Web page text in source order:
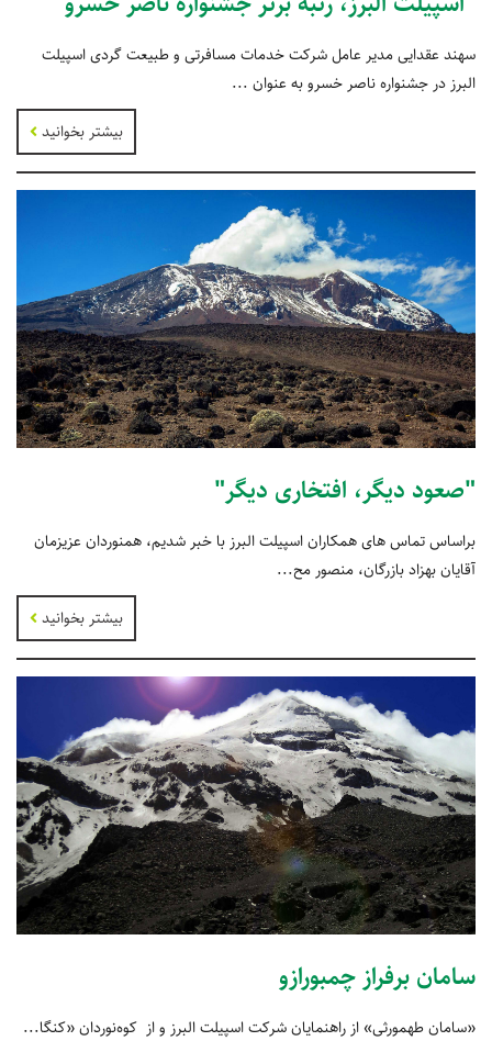
سهند عقدایی مدیر عامل شرکت خدمات مسافرتی و طبیعت گردی اسپیلت
البرز در جشنواره ناصر خسرو به عنوان ...
بیشتر بخوانید
"صعود دیگر، افتخاری دیگر"
براساس تماس های همکاران اسپیلت البرز با خبر شدیم، همنوردان عزیزمان
آقایان بهزاد بازرگان، منصور مح...
بیشتر بخوانید
سامان برفراز چمبورازو
«سامان طهمورثی» از راهنمایان شرکت اسپیلت البرز و از کوه‌نوردان «کنگا...